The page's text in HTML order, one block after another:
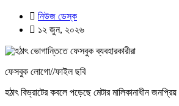
নিউজ ডেস্ক
১২ জুন, ২০২৬
ফেসবুক লোগো//ফাইল ছবি
হঠাৎ বিভ্রাটের কবলে পড়েছে মেটার মালিকানাধীন